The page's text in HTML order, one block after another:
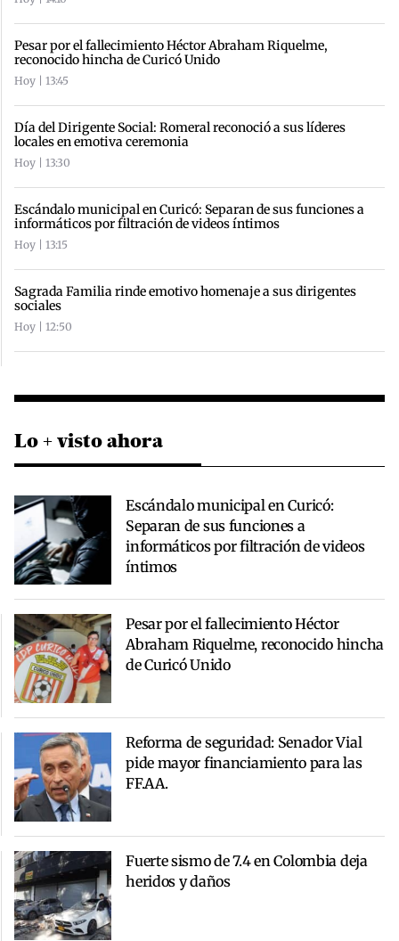
Pesar por el fallecimiento Héctor Abraham Riquelme,
reconocido hincha de Curicó Unido
Hoy | 13:45
Día del Dirigente Social: Romeral reconoció a sus líderes
locales en emotiva ceremonia
Hoy | 13:30
Escándalo municipal en Curicó: Separan de sus funciones a
informáticos por filtración de videos íntimos
Hoy | 13:15
Sagrada Familia rinde emotivo homenaje a sus dirigentes
sociales
Hoy | 12:50
Lo + visto ahora
Escándalo municipal en Curicó:
Separan de sus funciones a
informáticos por filtración de videos
íntimos
Pesar por el fallecimiento Héctor
Abraham Riquelme, reconocido hincha
de Curicó Unido
Reforma de seguridad: Senador Vial
pide mayor financiamiento para las
FF.AA.
Fuerte sismo de 7.4 en Colombia deja
heridos y daños